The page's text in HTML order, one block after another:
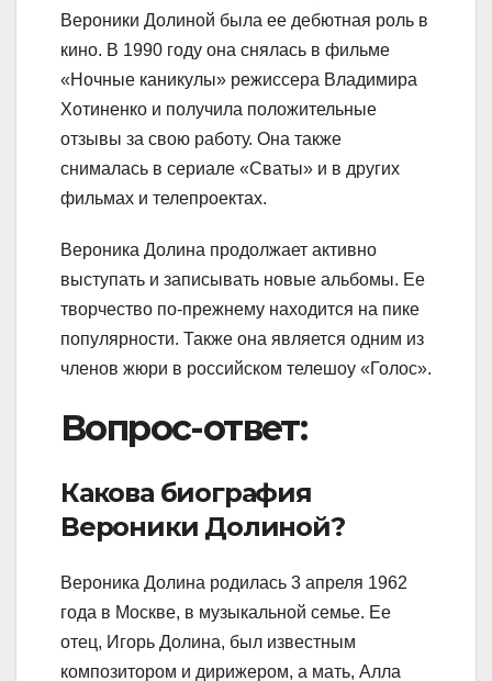
Вероники Долиной была ее дебютная роль в
кино. В 1990 году она снялась в фильме
«Ночные каникулы» режиссера Владимира
Хотиненко и получила положительные
отзывы за свою работу. Она также
снималась в сериале «Сваты» и в других
фильмах и телепроектах.
Вероника Долина продолжает активно
выступать и записывать новые альбомы. Ее
творчество по-прежнему находится на пике
популярности. Также она является одним из
членов жюри в российском телешоу «Голос».
Вопрос-ответ:
Какова биография
Вероники Долиной?
Вероника Долина родилась 3 апреля 1962
года в Москве, в музыкальной семье. Ее
отец, Игорь Долина, был известным
композитором и дирижером, а мать, Алла